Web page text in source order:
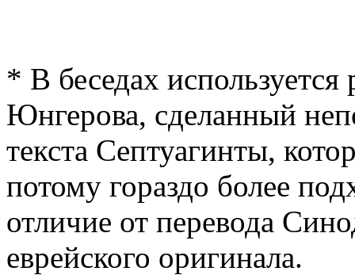
* В беседах
Юнгерова, сделанный
текста Септуагинты,
потому гораздо более
отличие от перевода
еврейского оригинала.